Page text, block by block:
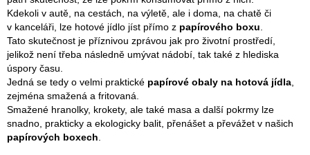
Kdekoli v autě, na cestách, na výletě, ale i doma, na chatě či
v kanceláři, lze hotové jídlo jíst přímo z papírového boxu
Tato skutečnost je příznivou zprávou jak pro životní prostředí,
jelikož není třeba následně umývat nádobí, tak také z hlediska
úspory času.
Jedná se tedy o velmi praktické papírové obaly na hotová jídla
zejména smažená a fritovaná.
Smažené hranolky, krokety, ale také masa a další pokrmy lze
snadno, prakticky a ekologicky balit, přenášet a převážet v našich
papírových boxech